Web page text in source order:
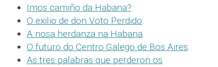
Imos camiño da Habana?.
O exilio de don Voto Perdido.
A nosa herdanza na Habana.
O futuro do Centro Galego de Bos Aires.
As tres palabras que perderon os